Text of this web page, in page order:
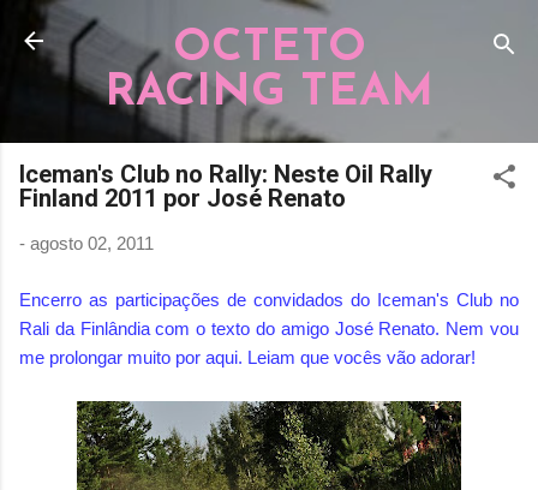
Pular para o conteúdo principal
OCTETO
RACING TEAM
Iceman's Club no Rally: Neste Oil Rally
Finland 2011 por José Renato
- agosto 02, 2011
Encerro as participações de convidados do Iceman's Club no
Rali da Finlândia com o texto do amigo José Renato. Nem vou
me prolongar muito por aqui. Leiam que vocês vão adorar!